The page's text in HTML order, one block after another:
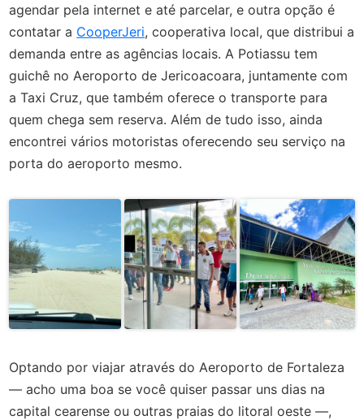
agendar pela internet e até parcelar, e outra opção é
contatar a CooperJeri, cooperativa local, que distribui a
demanda entre as agências locais. A Potiassu tem
guichê no Aeroporto de Jericoacoara, juntamente com
a Taxi Cruz, que também oferece o transporte para
quem chega sem reserva. Além de tudo isso, ainda
encontrei vários motoristas oferecendo seu serviço na
porta do aeroporto mesmo.
Optando por viajar através do Aeroporto de Fortaleza
— acho uma boa se você quiser passar uns dias na
capital cearense ou outras praias do litoral oeste —,